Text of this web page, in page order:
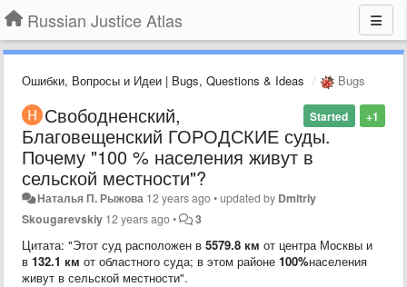
Russian Justice Atlas
Ошибки, Вопросы и Идеи | Bugs, Questions & Ideas Bugs
+1
Started
Свободненский,
Благовещенский ГОРОДСКИЕ суды.
Почему "100 % населения живут в
сельской местности"?
Наталья П. Рыжова 12 years ago•updated by Dmitriy
Skougarevskiy 12 years ago• 3
Цитата: "Этот суд расположен в 5579.8 км от центра Москвы и
в 132.1 км от областного суда; в этом районе 100%населения
живут в сельской местности".